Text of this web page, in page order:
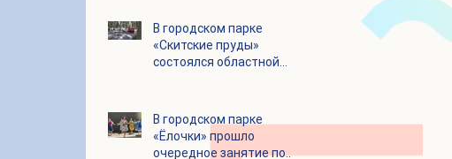
настольными играми
В городском парке
«Скитские пруды»
состоялся областной
В городском парке
«Ёлочки» прошло
очередное занятие по